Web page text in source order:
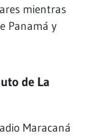
mientras
Panamá y
de La
Maracaná